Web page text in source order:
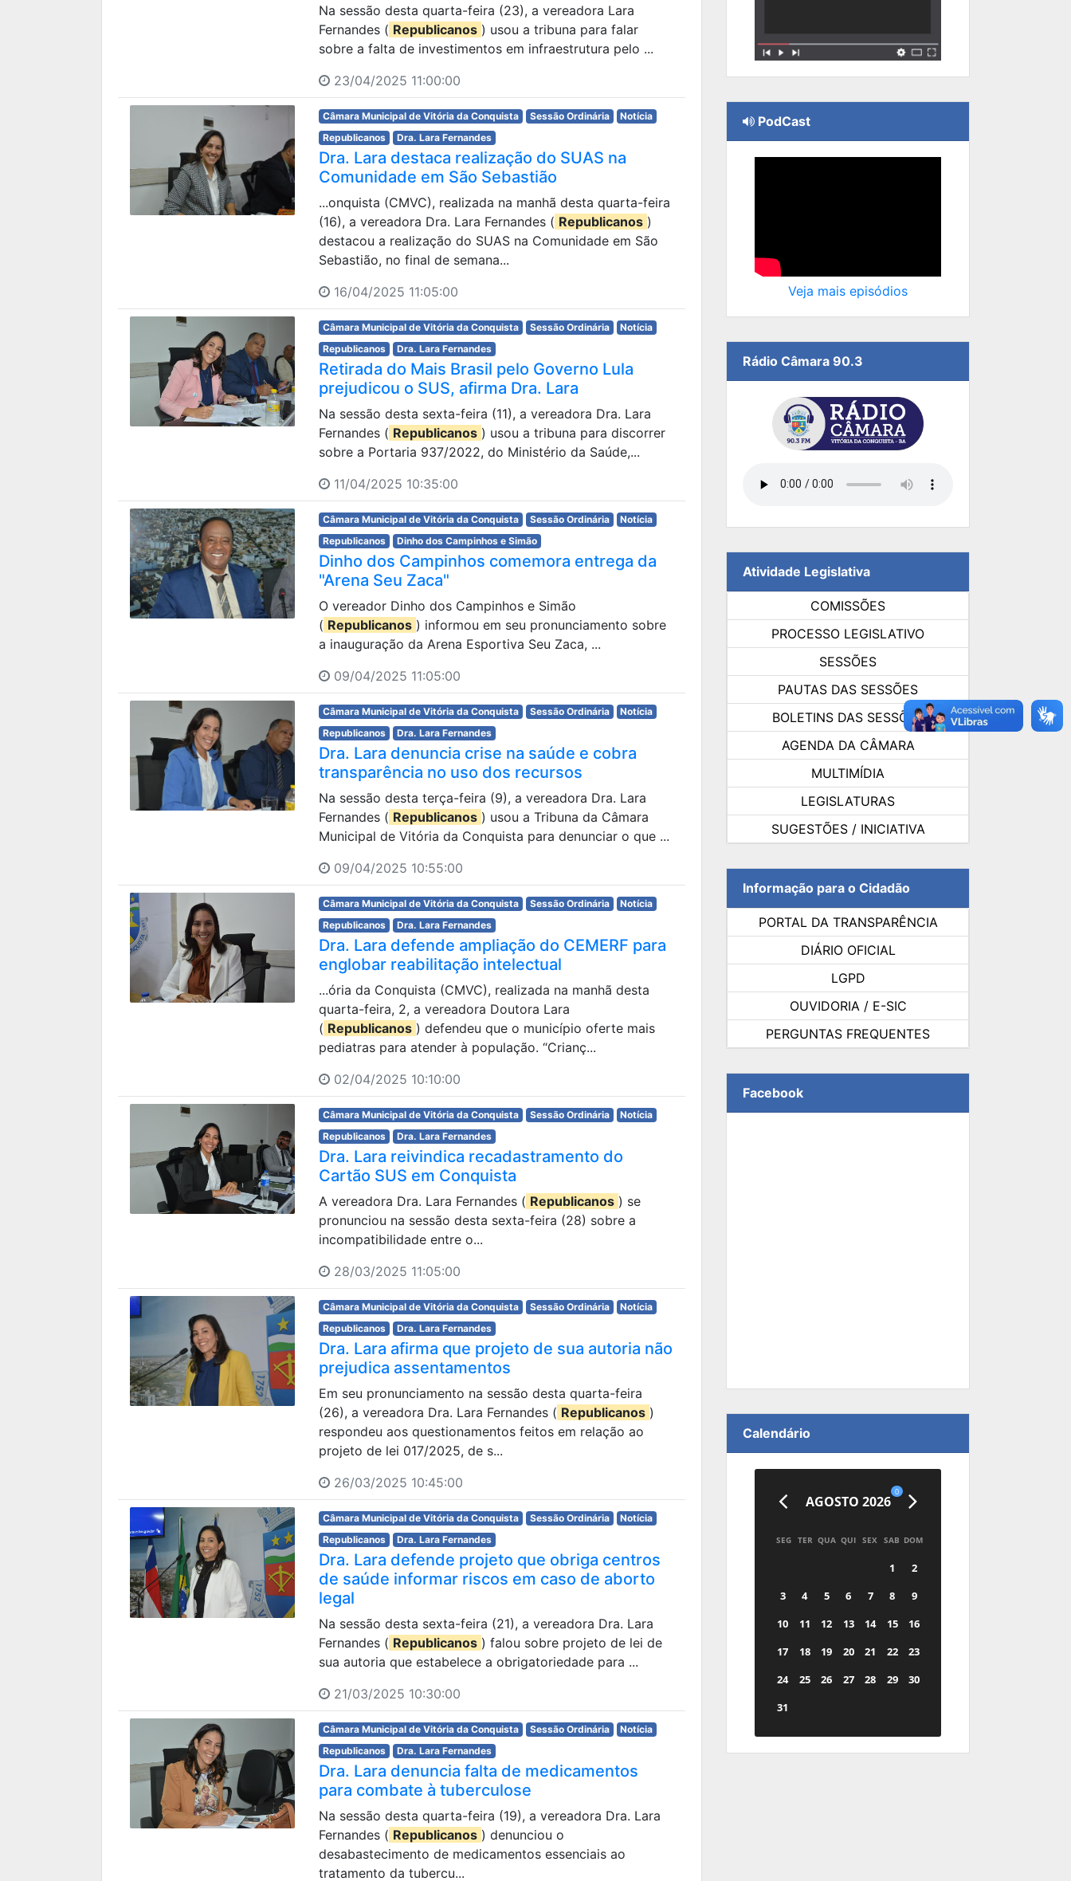
Na sessão desta quarta-feira (23), a vereadora Lara
Fernandes ( Republicanos ) usou a tribuna para falar
sobre a falta de investimentos em infraestrutura pelo ...
23/04/2025 11:00:00
Câmara Municipal de Vitória da Conquista Sessão Ordinária
Notícia
Republicanos
Dra. Lara Fernandes
Dra. Lara destaca realização do SUAS na
Comunidade em São Sebastião
...onquista (CMVC), realizada na manhã desta quarta-feira
(16), a vereadora Dra. Lara Fernandes ( Republicanos )
destacou a realização do SUAS na Comunidade em São
Sebastião, no final de semana...
16/04/2025 11:05:00
Câmara Municipal de Vitória da Conquista Sessão Ordinária
Notícia
Republicanos
Dra. Lara Fernandes
Retirada do Mais Brasil pelo Governo Lula
prejudicou o SUS, afirma Dra. Lara
Na sessão desta sexta-feira (11), a vereadora Dra. Lara
Fernandes ( Republicanos ) usou a tribuna para discorrer
sobre a Portaria 937/2022, do Ministério da Saúde,...
11/04/2025 10:35:00
Câmara Municipal de Vitória da Conquista Sessão Ordinária
Notícia
Republicanos
Dinho dos Campinhos e Simão
Dinho dos Campinhos comemora entrega da
"Arena Seu Zaca"
O vereador Dinho dos Campinhos e Simão
( Republicanos ) informou em seu pronunciamento sobre
a inauguração da Arena Esportiva Seu Zaca, ...
09/04/2025 11:05:00
Câmara Municipal de Vitória da Conquista Sessão Ordinária
Notícia
Republicanos
Dra. Lara Fernandes
Dra. Lara denuncia crise na saúde e cobra
transparência no uso dos recursos
Na sessão desta terça-feira (9), a vereadora Dra. Lara
Fernandes ( Republicanos ) usou a Tribuna da Câmara
Municipal de Vitória da Conquista para denunciar o que ...
09/04/2025 10:55:00
Câmara Municipal de Vitória da Conquista Sessão Ordinária
Notícia
Republicanos
Dra. Lara Fernandes
Dra. Lara defende ampliação do CEMERF para
englobar reabilitação intelectual
...ória da Conquista (CMVC), realizada na manhã desta
quarta-feira, 2, a vereadora Doutora Lara
( Republicanos ) defendeu que o município oferte mais
pediatras para atender à população. “Crianç...
02/04/2025 10:10:00
Câmara Municipal de Vitória da Conquista Sessão Ordinária
Notícia
Republicanos
Dra. Lara Fernandes
Dra. Lara reivindica recadastramento do
Cartão SUS em Conquista
A vereadora Dra. Lara Fernandes ( Republicanos ) se
pronunciou na sessão desta sexta-feira (28) sobre a
incompatibilidade entre o...
28/03/2025 11:05:00
Câmara Municipal de Vitória da Conquista Sessão Ordinária
Notícia
Republicanos
Dra. Lara Fernandes
Dra. Lara afirma que projeto de sua autoria não
prejudica assentamentos
Em seu pronunciamento na sessão desta quarta-feira
(26), a vereadora Dra. Lara Fernandes ( Republicanos )
respondeu aos questionamentos feitos em relação ao
projeto de lei 017/2025, de s...
26/03/2025 10:45:00
Câmara Municipal de Vitória da Conquista Sessão Ordinária
Notícia
Republicanos
Dra. Lara Fernandes
Dra. Lara defende projeto que obriga centros
de saúde informar riscos em caso de aborto
legal
Na sessão desta sexta-feira (21), a vereadora Dra. Lara
Fernandes ( Republicanos ) falou sobre projeto de lei de
sua autoria que estabelece a obrigatoriedade para ...
21/03/2025 10:30:00
Câmara Municipal de Vitória da Conquista Sessão Ordinária
Notícia
Republicanos
Dra. Lara Fernandes
Dra. Lara denuncia falta de medicamentos
para combate à tuberculose
Na sessão desta quarta-feira (19), a vereadora Dra. Lara
Fernandes ( Republicanos ) denunciou o
desabastecimento de medicamentos essenciais ao
tratamento da tubercu...
PodCast
Veja mais episódios
Rádio Câmara 90.3
Atividade Legislativa
COMISSÕES
PROCESSO LEGISLATIVO
SESSÕES
PAUTAS DAS SESSÕES
BOLETINS DAS SESSÕES
AGENDA DA CÂMARA
MULTIMÍDIA
LEGISLATURAS
SUGESTÕES / INICIATIVA
Informação para o Cidadão
PORTAL DA TRANSPARÊNCIA
DIÁRIO OFICIAL
LGPD
OUVIDORIA / E-SIC
PERGUNTAS FREQUENTES
Facebook
Calendário
AGOSTO 2026
0
SEG TER QUA QUI SEX SAB DOM
1
2
3
4 5 6 7 8
9
10
11 12 13 14 15
16
17
18 19 20 21 22
23
24
25 26 27 28 29
30
31